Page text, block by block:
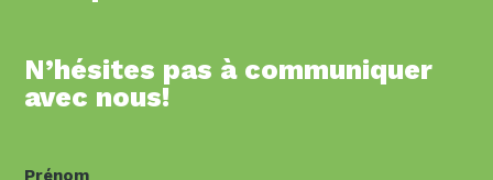
N’hésites pas à communiquer
avec nous!